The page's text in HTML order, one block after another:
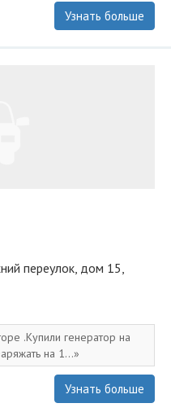
Узнать больше
переулок, дом 15,
.Купили генератор на
на 1...
Узнать больше